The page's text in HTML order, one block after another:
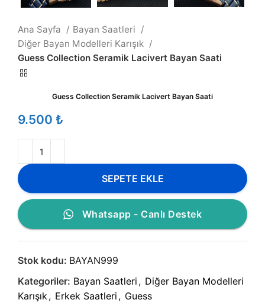
Ana Sayfa
Bayan Saatleri
Diğer Bayan Modelleri Karışık
Guess Collection Seramik Lacivert Bayan Saati
Guess Collection Seramik Lacivert Bayan Saati
₺
SEPETE EKLE
Whatsapp - Canlı Destek
Stok kodu: BAYAN999
Kategoriler: Bayan Saatleri , Diğer Bayan Modelleri
Karışık, Erkek Saatleri , Guess